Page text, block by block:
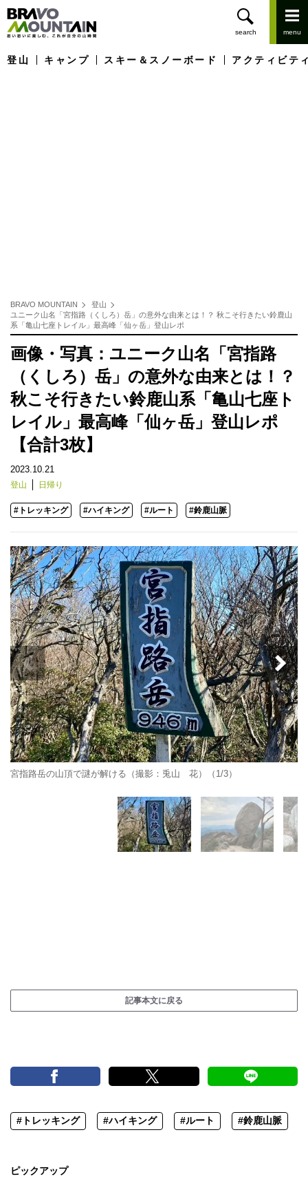
登山 キャンプ スキー＆スノーボード アクティビテ
BRAVO MOUNTAIN
登山
ユニーク山名「宮指路（くしろ）岳」の意外な由来とは！？ 秋こそ行きたい鈴鹿山
系「亀山七座トレイル」最高峰「仙ヶ岳」登山レポ
画像・写真：ユニーク山名「宮指路
（くしろ）岳」の意外な由来とは！？
秋こそ行きたい鈴鹿山系「亀山七座ト
レイル」最高峰「仙ヶ岳」登山レポ
【合計3枚】
2023.10.21
登山 日帰り
#トレッキング #ハイキング #ルート #鈴鹿山脈
宮指路岳の山頂で謎が解ける（撮影：兎山 花）（1/3）
記事本文に戻る
#トレッキング #ハイキング #ルート #鈴鹿山脈
ピックアップ